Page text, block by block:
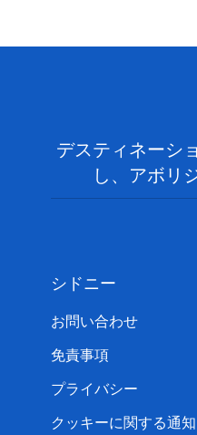
デスティネーシ
し、アボリ
シドニー
お問い合わせ
免責事項
プライバシー
クッキーに関する通知